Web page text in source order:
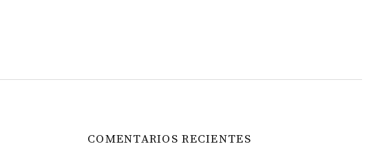
COMENTARIOS RECIENTES